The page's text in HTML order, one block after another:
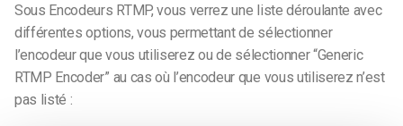
Sous Encodeurs RTMP, vous verrez une liste déroulante avec
différentes options, vous permettant de sélectionner
l’encodeur que vous utiliserez ou de sélectionner “Generic
RTMP Encoder” au cas où l’encodeur que vous utiliserez n’est
pas listé :